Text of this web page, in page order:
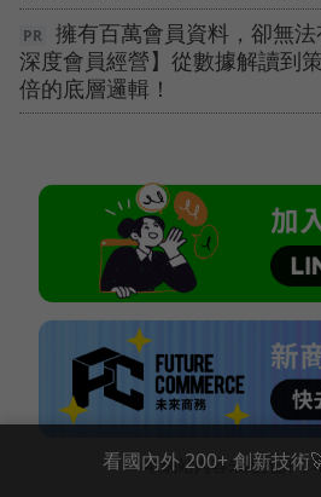
擁有百萬會員資料，卻無
深度會員經營】從數據解讀到
倍的底層邏輯！
本網站內容未經允許，
看國內外 200+ 創新技術